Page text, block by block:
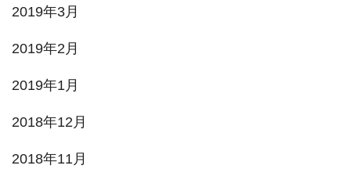
2019年3月
2019年2月
2019年1月
2018年12月
2018年11月